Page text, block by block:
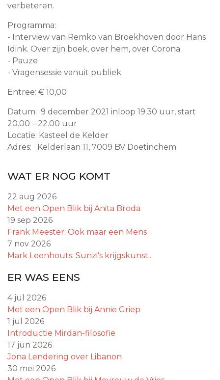
verbeteren.
Programma:
- Interview van Remko van Broekhoven door Hans
Idink. Over zijn boek, over hem, over Corona.
- Pauze
- Vragensessie vanuit publiek
Entree: € 10,00
Datum: 9 december 2021 inloop 19.30 uur, start
20.00 – 22.00 uur
Locatie: Kasteel de Kelder
Adres: Kelderlaan 11, 7009 BV Doetinchem
WAT ER NOG KOMT
22 aug 2026
Met een Open Blik bij Anita Broda
19 sep 2026
Frank Meester: Ook maar een Mens
7 nov 2026
Mark Leenhouts: Sunzi's krijgskunst...
ER WAS EENS
4 jul 2026
Met een Open Blik bij Annie Griep
1 jul 2026
Introductie Mirdan-filosofie
17 jun 2026
Jona Lendering over Libanon
30 mei 2026